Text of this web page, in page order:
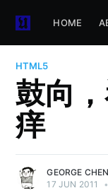
HOME
HTML5
鼓向
痒
GEORGE
17 JUN 2011
•